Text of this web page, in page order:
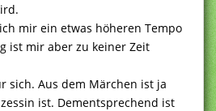
mir ein etwas höheren Tempo
ist mir aber zu keiner Zeit
sich. Aus dem Märchen ist ja
ist. Dementsprechend ist